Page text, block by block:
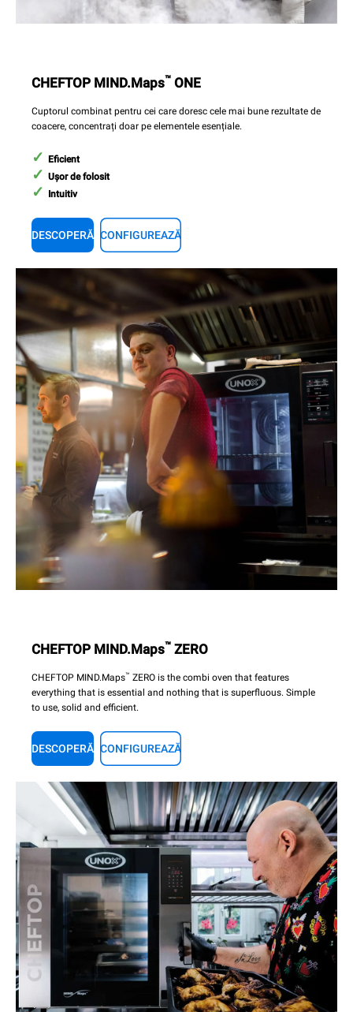
CHEFTOP MIND.Maps™ ONE
Cuptorul combinat pentru cei care doresc cele mai bune rezultate de
coacere, concentrați doar pe elementele esențiale.
Eficient
Ușor de folosit
Intuitiv
DESCOPERĂ CONFIGUREAZĂ
CHEFTOP MIND.Maps™ ZERO
CHEFTOP MIND.Maps™ ZERO is the combi oven that features
everything that is essential and nothing that is superfluous. Simple
to use, solid and efficient.
DESCOPERĂ CONFIGUREAZĂ